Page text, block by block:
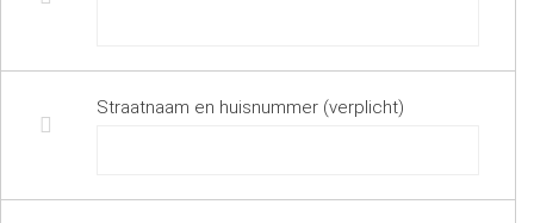
Straatnaam en huisnummer (verplicht)